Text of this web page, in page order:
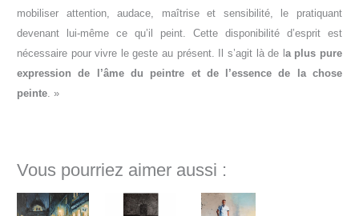
mobiliser attention, audace, maîtrise et sensibilité, le pratiquant
devenant lui-même ce qu’il peint. Cette disponibilité d’esprit est
nécessaire pour vivre le geste au présent. Il s’agit là de l a plus pure
expression de l’âme du peintre et de l’essence de la chose
peinte . »
Vous pourriez aimer aussi :